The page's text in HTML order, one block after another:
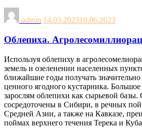
admin 14.03.202310.06.2023
Облепиха.
Используя облепиху в
земель и озеленении населенных
ближай­шие годы получать
ценного ягодного кустарника. Большое
зарослям об­лепихи как сырьевой базы.
сосредоточены в Сибири, в речных
Средней Азии, а также на Кавказе,
поймах верхнего течения Терека и